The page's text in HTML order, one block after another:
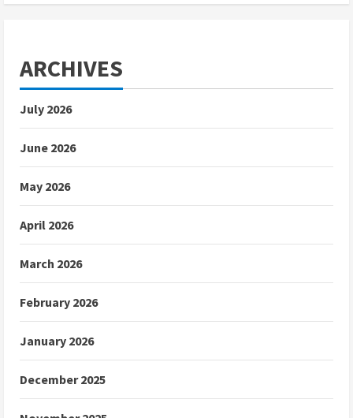
ARCHIVES
July 2026
June 2026
May 2026
April 2026
March 2026
February 2026
January 2026
December 2025